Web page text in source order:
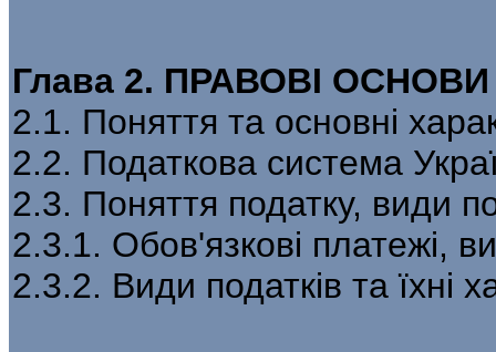
Глава 2. ПРАВОВІ
2.1. Поняття та основні
2.2. Податкова система
2.3. Поняття податку, види
2.3.1. Обов'язкові платежі,
2.3.2. Види податків та їхні